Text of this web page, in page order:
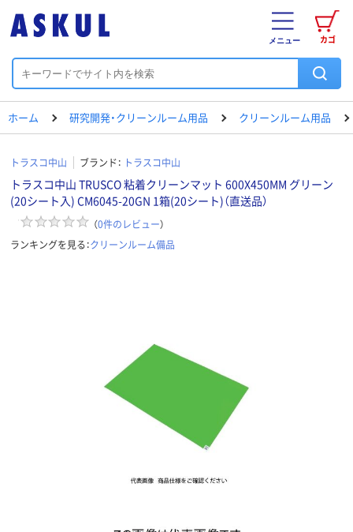
カゴ
メニュー
ホーム 研究開発・クリーンルーム用品 クリーンルーム用品
トラスコ中山 ブランド： トラスコ中山
トラスコ中山 TRUSCO 粘着クリーンマット 600X450MM グリーン
(20シート入) CM6045-20GN 1箱(20シート)（直送品）
（0件のレビュー）
ランキングを見る：クリーンルーム備品